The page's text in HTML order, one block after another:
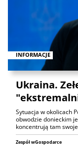
INFORMACJE
Ukraina.
Sytuacja w okolicach
obwodzie donieckim
koncentrują tam swoje
Zespół wGospodarce